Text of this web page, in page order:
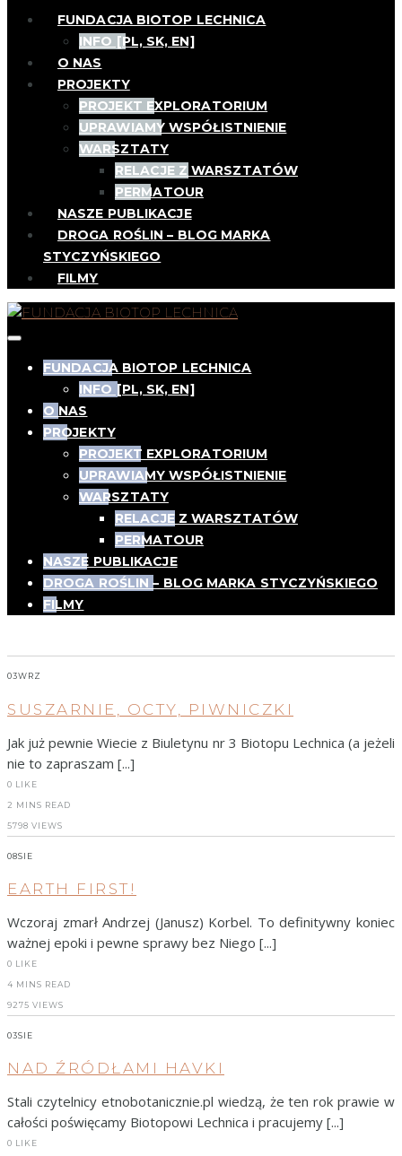
FUNDACJA BIOTOP LECHNICA
INFO [PL, SK, EN]
O NAS
PROJEKTY
PROJEKT EXPLORATORIUM
UPRAWIAMY WSPÓŁISTNIENIE
WARSZTATY
RELACJE Z WARSZTATÓW
PERMATOUR
NASZE PUBLIKACJE
DROGA ROŚLIN – BLOG MARKA
STYCZYŃSKIEGO
FILMY
FUNDACJA BIOTOP LECHNICA
INFO [PL, SK, EN]
O NAS
PROJEKTY
PROJEKT EXPLORATORIUM
UPRAWIAMY WSPÓŁISTNIENIE
WARSZTATY
RELACJE Z WARSZTATÓW
PERMATOUR
NASZE PUBLIKACJE
DROGA ROŚLIN – BLOG MARKA STYCZYŃSKIEGO
FILMY
03WRZ
SUSZARNIE, OCTY, PIWNICZKI
Jak już pewnie Wiecie z Biuletynu nr 3 Biotopu Lechnica (a jeżeli
nie to zapraszam [...]
0 LIKE
2 MINS READ
5798 VIEWS
08SIE
EARTH FIRST!
Wczoraj zmarł Andrzej (Janusz) Korbel. To definitywny koniec
ważnej epoki i pewne sprawy bez Niego [...]
0 LIKE
4 MINS READ
9275 VIEWS
03SIE
NAD ŹRÓDŁAMI HAVKI
Stali czytelnicy etnobotanicznie.pl wiedzą, że ten rok prawie w
całości poświęcamy Biotopowi Lechnica i pracujemy [...]
0 LIKE